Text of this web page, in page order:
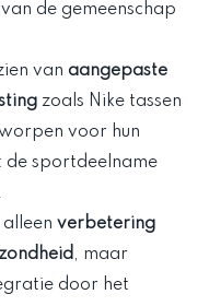
de gemeenschap
van aangepaste
zoals Nike tassen
voor hun
de sportdeelname
verbetering
, maar
door het